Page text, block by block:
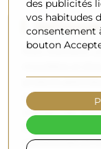
Pour maintenir
(autour de 7).
vinaigre, de
permettra de
nombreuses
des publicités
vos habitudes
consentement
bouton